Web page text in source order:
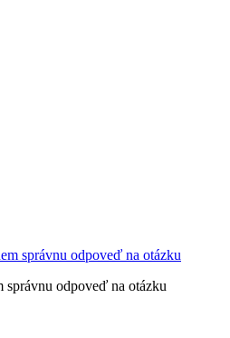
správnu odpoveď na otázku